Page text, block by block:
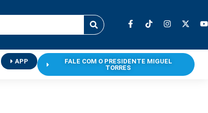
APP
FALE COM O PRESIDENTE MIGUEL
TORRES